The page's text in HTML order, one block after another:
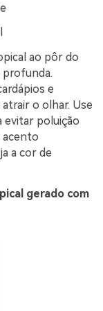
ao pôr do
e
o olhar. Use
evitar poluição
acento
a cor de
gerado com